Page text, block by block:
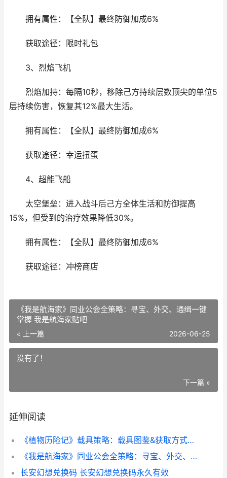
拥有属性：【全队】最终防御加成6%
获取途径：限时礼包
3、烈焰飞机
烈焰加持：每隔10秒，移除己方持续层数顶尖的单位5
层持续伤害，恢复其12%最大生活。
拥有属性：【全队】最终防御加成6%
获取途径：幸运扭蛋
4、超能飞船
太空堡垒：进入战斗后己方全体生活和防御提高
15%，但受到的治疗效果降低30%。
拥有属性：【全队】最终防御加成6%
获取途径：冲榜商店
《我是航海家》同业公会全策略：寻宝、外交、通缉一键
掌握 我是航海家贴吧
« 上一篇 2026-06-25
没有了！
下一篇 »
延伸阅读
《植物历险记》载具策略：载具图鉴&获取方式详细解答 植物王国历险记故事
《我是航海家》同业公会全策略：寻宝、外交、通缉一键掌握 我是航海家贴吧
长安幻想兑换码 长安幻想兑换码永久有效